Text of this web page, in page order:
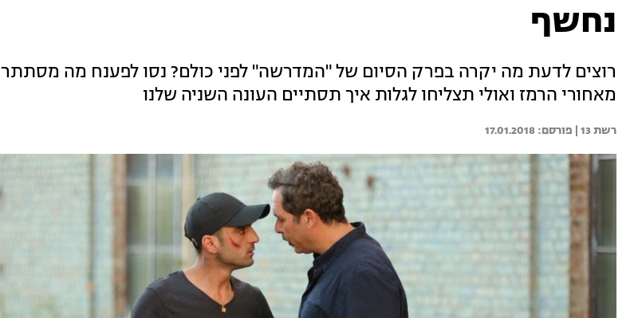
נחשף
רוצים לדעת מה יקרה בפרק הסיום של "המדרשה" לפני כולם? נסו לפענח מה מסתתר
מאחורי הרמז ואולי תצליחו לגלות איך תסתיים העונה השניה שלנו
רשת 13 | 17.01.2018